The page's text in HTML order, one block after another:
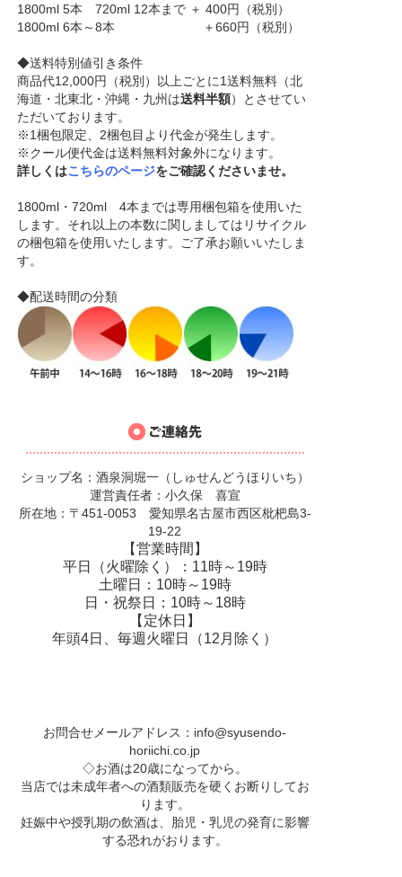
1800ml 5本 720ml 12本まで ＋ 400円（税別）
1800ml 6本～8本 ＋660円（税別）
◆送料特別値引き条件
商品代12,000円（税別）以上ごとに1送料無料（北
海道・北東北・沖縄・九州は送料半額）とさせてい
ただいております。
※1梱包限定、2梱包目より代金が発生します。
※クール便代金は送料無料対象外になります。
詳しくはこちらのページをご確認くださいませ。
1800ml・720ml 4本までは専用梱包箱を使用いた
します。それ以上の本数に関しましてはリサイクル
の梱包箱を使用いたします。ご了承お願いいたしま
す。
◆配送時間の分類
ショップ名：酒泉洞堀一（しゅせんどうほりいち）
運営責任者：小久保 喜宣
所在地：〒451-0053 愛知県名古屋市西区枇杷島3-
19-22
【営業時間】
平日（火曜除く）：11時～19時
土曜日：10時～19時
日・祝祭日：10時～18時
【定休日】
年頭4日、毎週火曜日（12月除く）
お問合せメールアドレス： info@syusendo-
horiichi.co.jp
◇お酒は20歳になってから。
当店では未成年者への酒類販売を硬くお断りしてお
ります。
妊娠中や授乳期の飲酒は、胎児・乳児の発育に影響
する恐れがおります。